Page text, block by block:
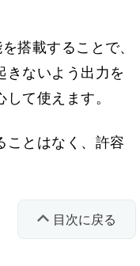
搭載することで、
きないよう出力を
て使えます。
ことはなく、許容
目次に戻る